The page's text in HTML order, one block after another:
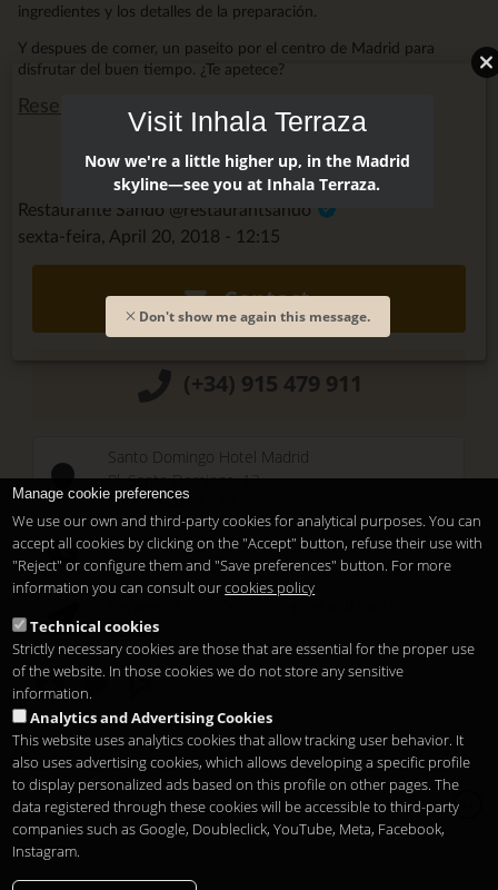
ingredientes y los detalles de la preparación.
Y despues de comer, un paseito por el centro de Madrid para
disfrutar del buen tiempo. ¿Te apetece?
Reserva ya aquí
Restaurante Sandó @restaurantsando
sexta-feira, April 20, 2018 - 12:15
Contact
(+34) 915 479 911
Santo Domingo Hotel Madrid
Pl. Santo Domingo, 13
28013 Madrid
Temporary Closed
See you atSunset Lookers
Restaurant
Copyright 2026 Legal notice Privacidade Cookies
Manage cookie preferences
We use our own and third-party cookies for analytical purposes. You can
accept all cookies by clicking on the "Accept" button, refuse their use with
"Reject" or configure them and "Save preferences" button. For more
information you can consult ourcookies policy
Technical cookies
Strictly necessary cookies are those that are essential for the proper use
of the website. In those cookies we do not store any sensitive
information.
Analytics and Advertising Cookies
This website uses analytics cookies that allow tracking user behavior. It
also uses advertising cookies, which allows developing a specific profile
to display personalized ads based on this profile on other pages. The
data registered through these cookies will be accessible to third-party
companies such as Google, Doubleclick, YouTube, Meta, Facebook,
Instagram.
Visit Inhala Terraza
Now we're a little higher up, in the Madrid
skyline—see you at Inhala Terraza.
Don't show me again this message.